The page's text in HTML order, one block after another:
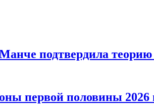
подтвердила
первой половины 2026